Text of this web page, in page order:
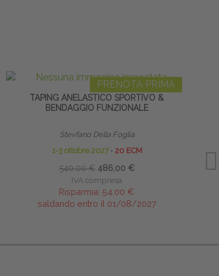
PRENOTA PRIMA
TAPING ANELASTICO SPORTIVO &
BENDAGGIO FUNZIONALE
Stevfano Della Foglia
1-3 ottobre 2027 ∙ 20 ECM
540,00 € 486,00 €
IVA compresa
Risparmia: 54,00 €
saldando entro il 01/08/2027